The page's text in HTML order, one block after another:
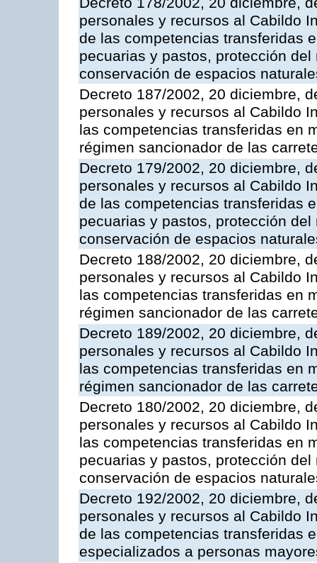
personales y recursos al Cabildo
de las competencias transferidas
pecuarias y pastos, protección
conservación de espacios
Decreto 187/2002, 20 diciembre,
personales y recursos al Cabildo
las competencias transferidas en
régimen sancionador de las
Decreto 179/2002, 20 diciembre,
personales y recursos al Cabildo
de las competencias transferidas
pecuarias y pastos, protección
conservación de espacios
Decreto 188/2002, 20 diciembre,
personales y recursos al Cabildo
las competencias transferidas en
régimen sancionador de las
Decreto 189/2002, 20 diciembre,
personales y recursos al Cabildo
las competencias transferidas en
régimen sancionador de las
Decreto 180/2002, 20 diciembre,
personales y recursos al Cabildo
las competencias transferidas en
pecuarias y pastos, protección
conservación de espacios
Decreto 192/2002, 20 diciembre,
personales y recursos al Cabildo
de las competencias transferidas
especializados a personas